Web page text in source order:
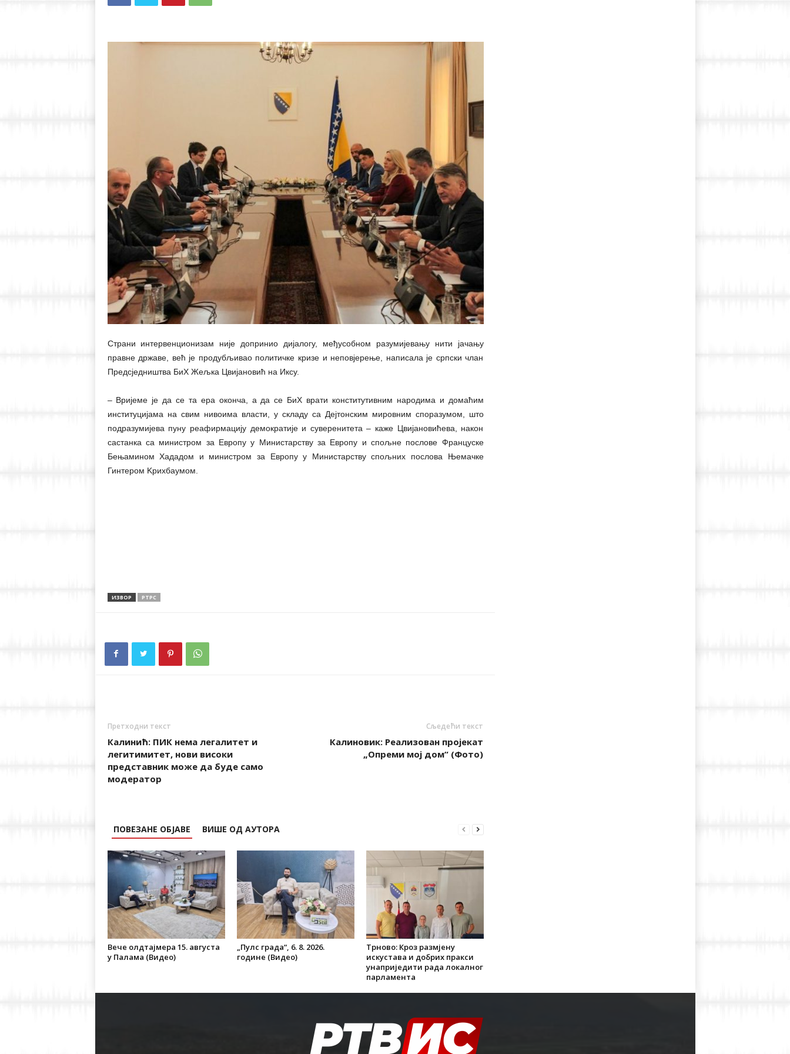
Страни интервенционизам није допринио дијалогу, међусобном разумијевању нити јачању
правне државе, већ је продубљивао политичке кризе и неповјерење, написала је српски члан
Предсједништва БиХ Жељка Цвијановић на Иксу.
– Вријеме је да се та ера оконча, а да се БиХ врати конститутивним народима и домаћим
институцијама на свим нивоима власти, у складу са Дејтонским мировним споразумом, што
подразумијева пуну реафирмацију демократије и суверенитета – каже Цвијановићева, након
састанка са министром за Европу у Министарству за Европу и спољне послове Француске
Бењамином Хададом и министром за Европу у Министарству спољних послова Њемачке
Гинтером Kрихбаумом.
ИЗВОР РТРС
Претходни текст
Калинић: ПИК нема легалитет и
легитимитет, нови високи
представник може да буде само
модератор
Сљедећи текст
Калиновик: Реализован пројекат
„Опреми мој дом“ (Фото)
ПОВЕЗАНЕ ОБЈАВЕ ВИШЕ ОД АУТОРА
Вече олдтајмера 15. августа
у Палама (Видео)
„Пулс града“, 6. 8. 2026.
године (Видео)
Трново: Кроз размјену
искустава и добрих пракси
унаприједити рада локалног
парламента